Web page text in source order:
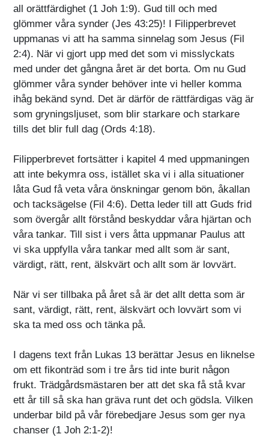
all orättfärdighet (1 Joh 1:9). Gud till och med
glömmer våra synder (Jes 43:25)! I Filipperbrevet
uppmanas vi att ha samma sinnelag som Jesus (Fil
2:4). När vi gjort upp med det som vi misslyckats
med under det gångna året är det borta. Om nu Gud
glömmer våra synder behöver inte vi heller komma
ihåg bekänd synd. Det är därför de rättfärdigas väg är
som gryningsljuset, som blir starkare och starkare
tills det blir full dag (Ords 4:18).
Filipperbrevet fortsätter i kapitel 4 med uppmaningen
att inte bekymra oss, istället ska vi i alla situationer
låta Gud få veta våra önskningar genom bön, åkallan
och tacksägelse (Fil 4:6). Detta leder till att Guds frid
som övergår allt förstånd beskyddar våra hjärtan och
våra tankar. Till sist i vers åtta uppmanar Paulus att
vi ska uppfylla våra tankar med allt som är sant,
värdigt, rätt, rent, älskvärt och allt som är lovvärt.
När vi ser tillbaka på året så är det allt detta som är
sant, värdigt, rätt, rent, älskvärt och lovvärt som vi
ska ta med oss och tänka på.
I dagens text från Lukas 13 berättar Jesus en liknelse
om ett fikonträd som i tre års tid inte burit någon
frukt. Trädgårdsmästaren ber att det ska få stå kvar
ett år till så ska han gräva runt det och gödsla. Vilken
underbar bild på vår förebedjare Jesus som ger nya
chanser (1 Joh 2:1-2)!